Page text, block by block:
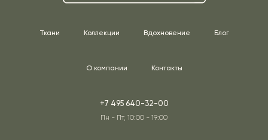
Ткани Коллекции Вдохновение Блог
О компании Контакты
+7 495 640-32-00
Пн - Пт, 10:00 - 19:00